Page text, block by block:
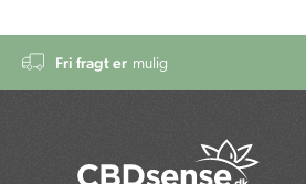
Fri fragt er mulig